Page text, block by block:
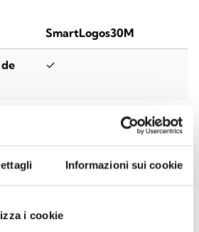
Informazioni sui cookie
i cookie
SmartLogos30M
✓
des
✓